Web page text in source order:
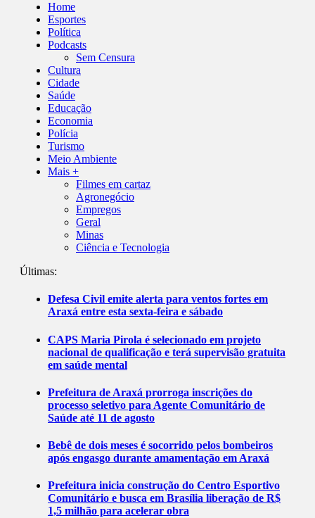
Home
Esportes
Política
Podcasts
Sem Censura
Cultura
Cidade
Saúde
Educação
Economia
Polícia
Turismo
Meio Ambiente
Mais +
Filmes em cartaz
Agronegócio
Empregos
Geral
Minas
Ciência e Tecnologia
Últimas:
Defesa Civil emite alerta para ventos fortes em
Araxá entre esta sexta-feira e sábado
CAPS Maria Pirola é selecionado em projeto
nacional de qualificação e terá supervisão gratuita
em saúde mental
Prefeitura de Araxá prorroga inscrições do
processo seletivo para Agente Comunitário de
Saúde até 11 de agosto
Bebê de dois meses é socorrido pelos bombeiros
após engasgo durante amamentação em Araxá
Prefeitura inicia construção do Centro Esportivo
Comunitário e busca em Brasília liberação de R$
1,5 milhão para acelerar obra